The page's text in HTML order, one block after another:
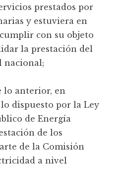
prestados por
y estuviera en
con su objeto
la prestación del
nacional;
lo anterior, en
dispuesto por la Ley
de Energía
de los
de la Comisión
a nivel